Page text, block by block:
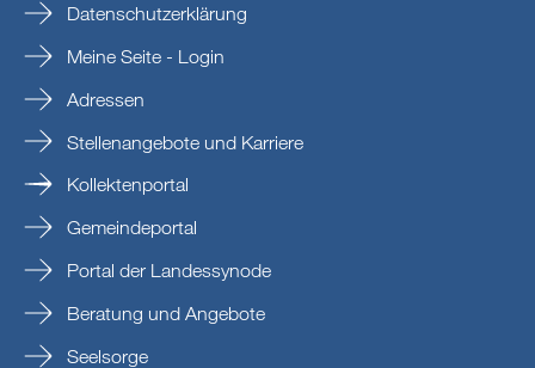
Datenschutzerklärung
Meine Seite - Login
Adressen
Stellenangebote und Karriere
Kollektenportal
Gemeindeportal
Portal der Landessynode
Beratung und Angebote
Seelsorge